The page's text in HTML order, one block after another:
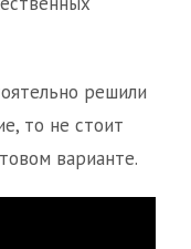
решили
то не стоит
варианте.